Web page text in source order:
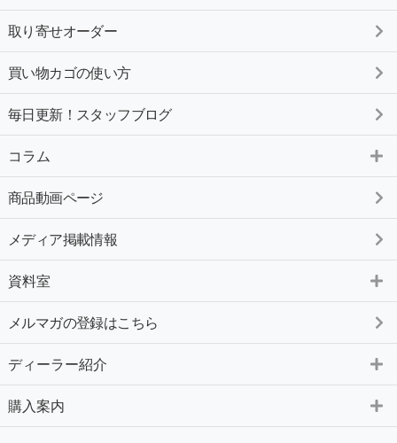
取り寄せオーダー
買い物カゴの使い方
毎日更新！スタッフブログ
コラム
商品動画ページ
メディア掲載情報
資料室
メルマガの登録はこちら
ディーラー紹介
購入案内